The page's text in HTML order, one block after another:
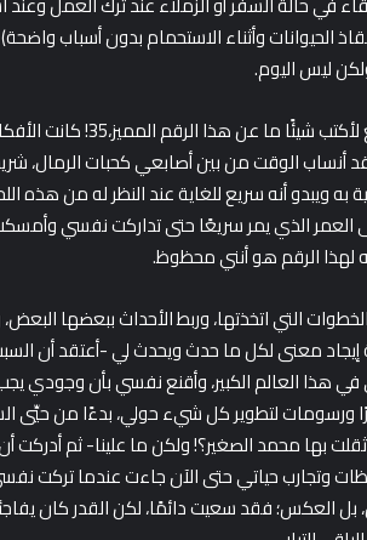
الحيوانات وأثناء الاستحمام بدون أسباب
ليس اليوم.
يطاردني صوت داخلي مُلح منذ عدة
أنساب الوقت من بين أصابعي كحبات الرمال،
ويبدو أنه سريع للغاية عند النظر له من هذه
العمر الذي يمر سريعًا حتى تداركت نفسي
لهذا الرقم هو أنني محظوظ.
التي اتخذتها، وربط الأحداث ببعضها
إيجاد معنى لكل ما حدث ويحدث لي -أعتقد أن
العالم الكبير، وأقنع نفسي بأن وجودي
ورسومات لتطوير كل شيء حولي، بدءًا من حيِّي
بها محمد الصغير؟! ولكن ما علينا- ثم أدركت
وتجارب حياتي حتى الآن جاءت عندما تركت نفسي
بل العكس؛ فقد سعيت دائمًا، لكن القدر كان